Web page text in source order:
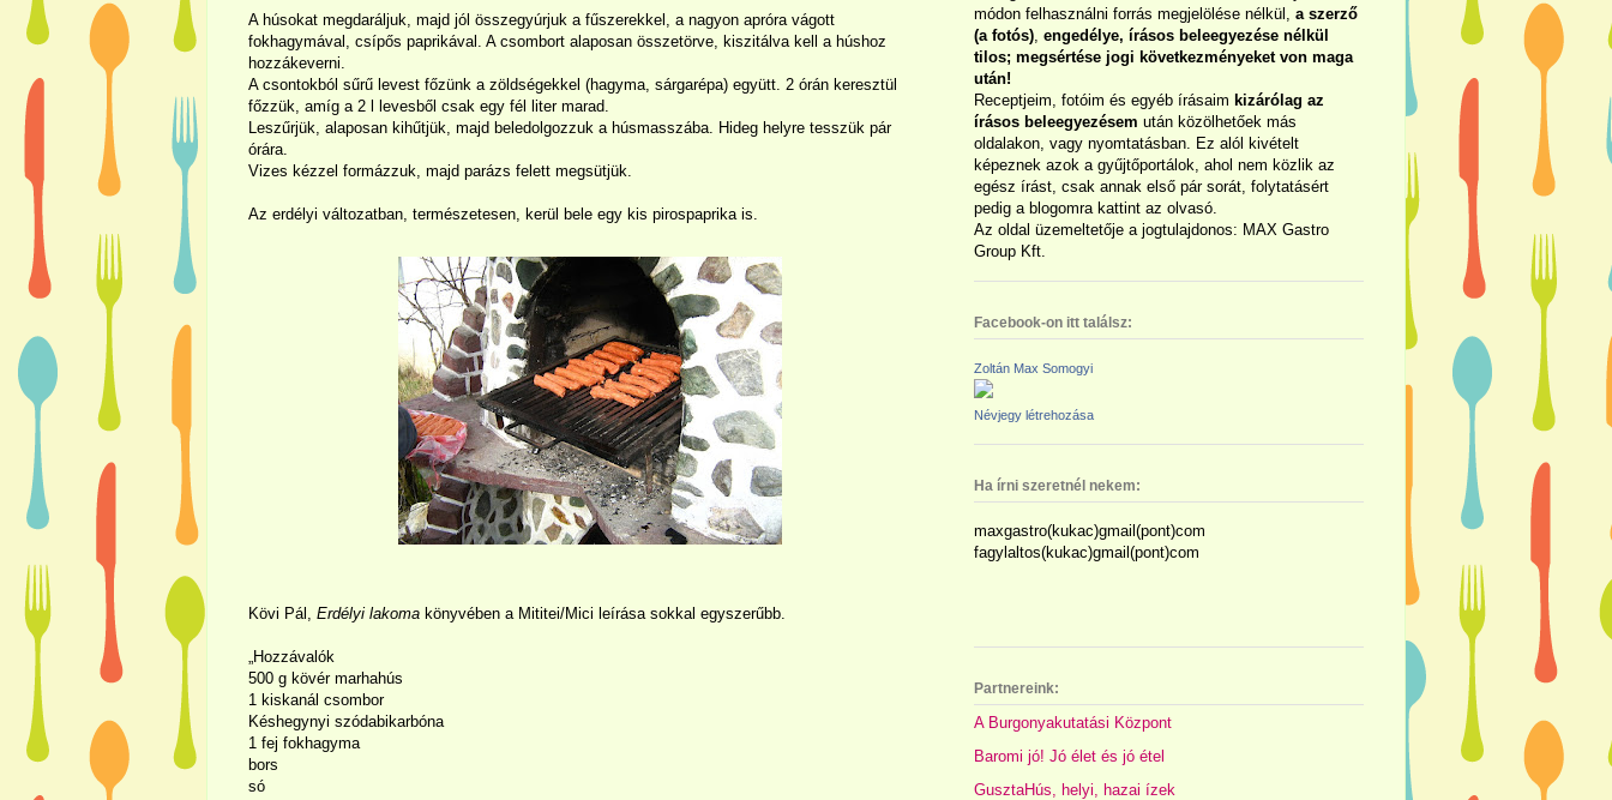
A húsokat megdaráljuk, majd jól összegyúrjuk a fűszerekkel, a nagyon apróra vágott
fokhagymával, csípős paprikával. A csombort alaposan összetörve, kiszitálva kell a húshoz
hozzákeverni.
A csontokból sűrű levest főzünk a zöldségekkel (hagyma, sárgarépa) együtt. 2 órán keresztül
főzzük, amíg a 2 l
levesből csak egy fél liter marad.
Leszűrjük, alaposan kihűtjük, majd beledolgozzuk a húsmasszába. Hideg helyre tesszük pár
órára.
Vizes kézzel formázzuk, majd parázs felett megsütjük.
Az erdélyi változatban, természetesen, kerül bele egy kis pirospaprika is.
Kövi Pál, Erdélyi lakoma könyvében a Mititei/Mici leírása sokkal egyszerűbb.
„Hozzávalók
500 g kövér marhahús
1 kiskanál csombor
Késhegynyi szódabikarbóna
1 fej fokhagyma
bors
só
módon felhasználni forrás megjelölése nélkül, a szerző
(a fotós) engedélye, írásos beleegyezése nélkül
tilos; megsértése jogi következményeket von maga
után!
Receptjeim, fotóim és egyéb írásaim kizárólag az
írásos beleegyezésem után közölhetőek más
oldalakon, vagy nyomtatásban. Ez alól kivételt
képeznek azok a gyűjtőportálok, ahol nem közlik az
egész írást, csak annak első pár sorát, folytatásért
pedig a blogomra kattint az olvasó.
Az oldal üzemeltetője a jogtulajdonos: MAX Gastro
Group Kft.
Facebook-on itt találsz:
Zoltán Max Somogyi
Névjegy létrehozása
Ha írni szeretnél nekem:
maxgastro(kukac)gmail(pont)com
fagylaltos(kukac)gmail(pont)com
Partnereink:
A Burgonyakutatási Központ
Baromi jó! Jó élet és jó étel
GusztaHús, helyi, hazai ízek